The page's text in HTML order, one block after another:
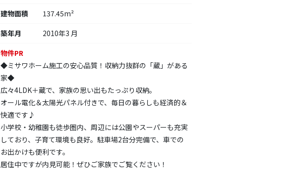
建物面積
137.45m²
築年月
2010年3 月
物件PR
◆ミサワホーム施工の安心品質！収納力抜群の「蔵」がある
家◆
広々4LDK＋蔵で、家族の思い出もたっぷり収納。
オール電化＆太陽光パネル付きで、毎日の暮らしも経済的＆
快適です♪
小学校・幼稚園も徒歩圏内、周辺には公園やスーパーも充実
しており、子育て環境も良好。駐車場2台分完備で、車での
お出かけも便利です。
居住中ですが内見可能！ぜひご家族でご覧ください！